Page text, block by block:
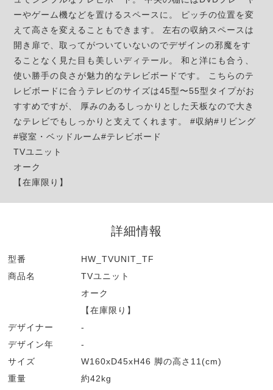
ーやゲーム機などを置けるスペースに。 ピッチの位置を変
えて高さを変えることもできます。 左右の収納スペースは
開き扉で、取ってがついていないのでデザインの邪魔をす
ることなく見た目も美しいディテール。 和と洋にも合う、
使い勝手の良さが魅力的なテレビボードです。 こちらのテ
レビボードに合うテレビのサイズは45型〜55型タイプがお
すすめですが、 厚みのあるしっかりとした天板なので大き
なテレビでもしっかりと支えてくれます。 #収納#リビング
#寝室・ベッドルーム#テレビボード
TVユニット
オーク
【在庫限り】
詳細情報
型番
HW_TVUNIT_TF
商品名
TVユニット
オーク
【在庫限り】
デザイナー
-
デザイン年
-
サイズ
W160xD45xH46 脚の高さ11(cm)
重量
約42kg